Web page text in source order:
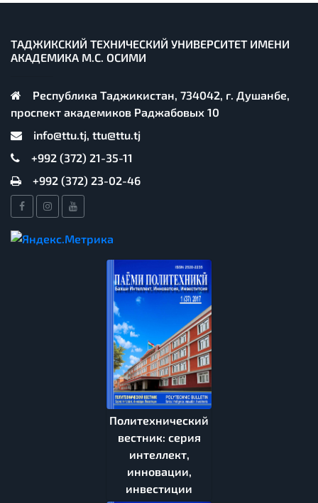
ТАДЖИКСКИЙ ТЕХНИЧЕСКИЙ УНИВЕРСИТЕТ ИМЕНИ
АКАДЕМИКА М.С. ОСИМИ
Республика Таджикистан, 734042, г. Душанбе,
проспект академиков Раджабовых 10
info@ttu.tj, ttu@ttu.tj
+992 (372) 21-35-11
+992 (372) 23-02-46
Политехнический
вестник: серия
интеллект,
инновации,
инвестиции